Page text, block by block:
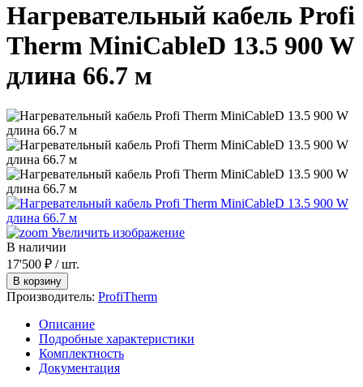
Нагревательный кабель Profi
Therm MiniCableD 13.5 900 W
длина 66.7 м
Увеличить изображение
В наличии
17'500 ₽ / шт.
Производитель: ProfiTherm
Описание
Подробные характеристики
Комплектность
Документация